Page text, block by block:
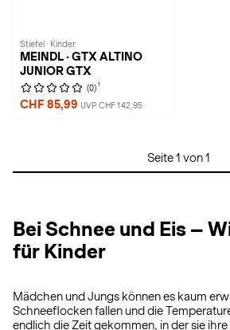
Stiefel · Kinder
MEINDL · GTX ALTINO
JUNIOR GTX
(0) 1
CHF 85,99 UVP CHF 142,95
Seite 1 von 1
Bei Schnee und Eis –
für Kinder
Mädchen und Jungs können es kaum
Schneeflocken fallen und die
endlich die Zeit gekommen, in der sie